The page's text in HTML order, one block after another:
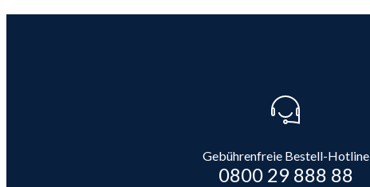
Gebührenfreie Bestell-Hotline
0800 29 888 88